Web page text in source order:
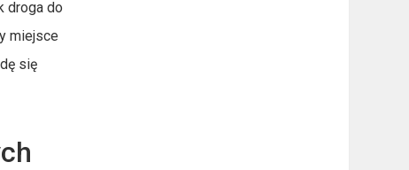
droga do
miejsce
się